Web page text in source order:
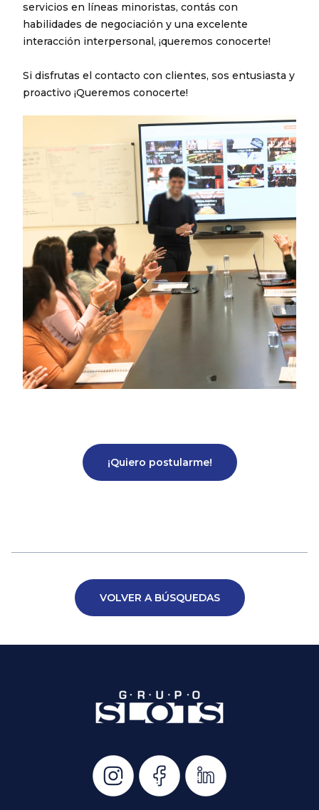
servicios en líneas minoristas, contás con
habilidades de negociación y una excelente
interacción interpersonal, ¡queremos conocerte!
Si disfrutas el contacto con clientes, sos entusiasta y
proactivo ¡Queremos conocerte!
¡Quiero postularme!
VOLVER A BÚSQUEDAS